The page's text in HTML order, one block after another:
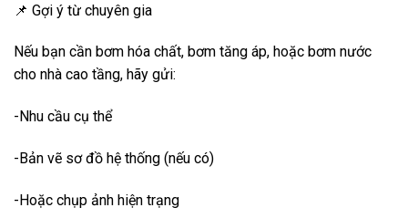
📌 Gợi ý từ chuyên gia
Nếu bạn cần bơm hóa chất, bơm tăng áp, hoặc bơm nước
cho nhà cao tầng, hãy gửi:
-Nhu cầu cụ thể
-Bản vẽ sơ đồ hệ thống (nếu có)
-Hoặc chụp ảnh hiện trạng